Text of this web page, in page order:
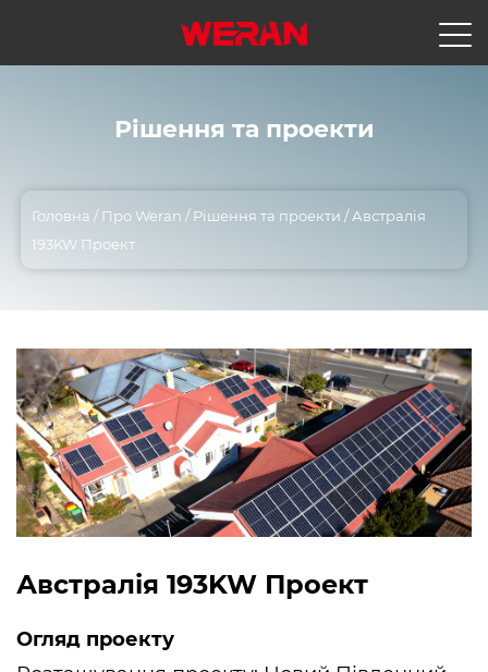
Рішення та проекти
Головна /Про Weran /Рішення та проекти /Австралія
193KW Проект
Австралія 193KW Проект
Огляд проекту